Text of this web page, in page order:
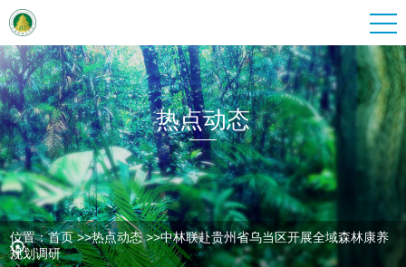
热点动态
位置：首页>>热点动态>>中林联赴贵州省乌当区开展全域森林康养
规划调研